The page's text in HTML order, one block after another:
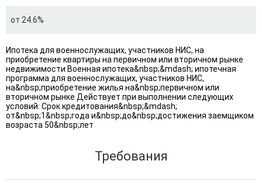
от 24.6%
Ипотека для военнослужащих, участников НИС, на
приобретение квартиры на первичном или вторичном рынке
недвижимости Военная ипотека&nbsp;&mdash; ипотечная
программа для военнослужащих, участников НИС,
на&nbsp;приобретение жилья на&nbsp;первичном или
вторичном рынке Действует при выполнении следующих
условий: Срок кредитования&nbsp;&mdash;
от&nbsp;1&nbsp;года и&nbsp;до&nbsp;достижения заемщиком
возраста 50&nbsp;лет
Требования